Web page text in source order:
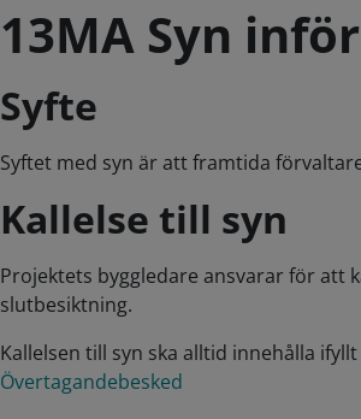
13MA Syn
Syfte
Syftet med syn är att framtida
Kallelse till syn
Projektets byggledare ansvarar för att
slutbesiktning.
Kallelsen till syn ska alltid innehålla
Övertagandebesked